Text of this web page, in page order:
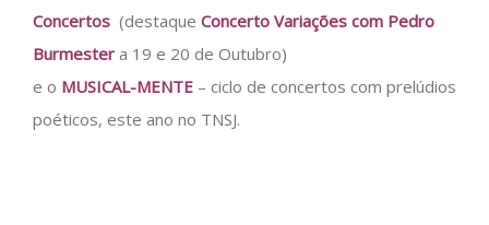
Concertos (destaque Concerto Variações com Pedro
Burmester a 19 e 20 de Outubro)
e o MUSICAL-MENTE – ciclo de concertos com prelúdios
poéticos, este ano no TNSJ.